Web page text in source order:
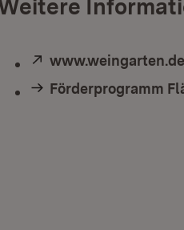
Extern:
www.weingarten.de
Förderprogramm